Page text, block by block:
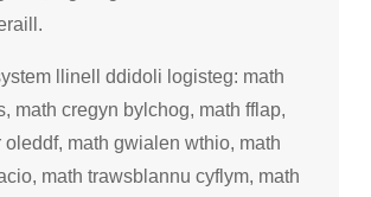
llinell ddidoli logisteg: math
math cregyn bylchog, math fflap,
oleddf, math gwialen wthio, math
math trawsblannu cyflym, math